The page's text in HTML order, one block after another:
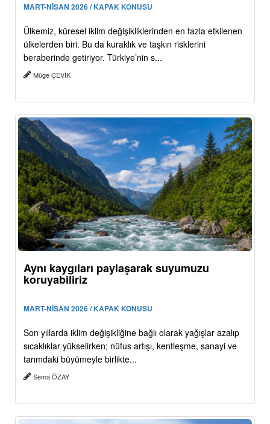
MART-NİSAN 2026 / KAPAK KONUSU
Ülkemiz, küresel iklim değişikliklerinden en fazla etkilenen
ülkelerden biri. Bu da kuraklık ve taşkın risklerini
beraberinde getiriyor. Türkiye’nin s...
Müge ÇEVİK
Aynı kaygıları paylaşarak suyumuzu
koruyabiliriz
MART-NİSAN 2026 / KAPAK KONUSU
Son yıllarda iklim değişikliğine bağlı olarak yağışlar azalıp
sıcaklıklar yükselirken; nüfus artışı, kentleşme, sanayi ve
tarımdaki büyümeyle birlikte...
Sema ÖZAY